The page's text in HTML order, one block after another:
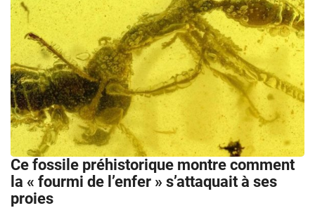
Ce fossile préhistorique montre comment
la « fourmi de l’enfer » s’attaquait à ses
proies